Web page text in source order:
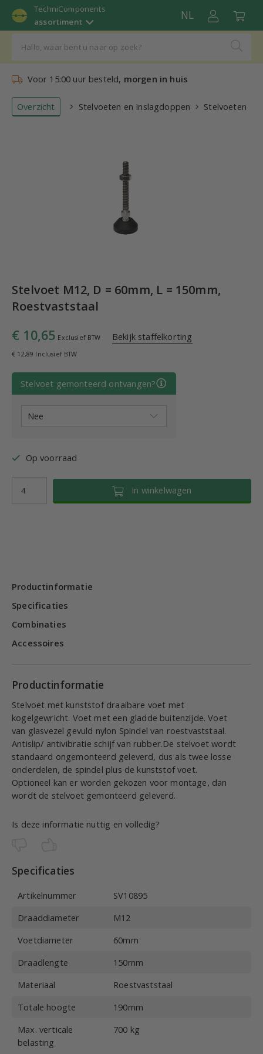
TechniComponents
assortiment
NL
Voor 15:00 uur besteld, morgen in huis
Overzicht Stelvoeten en Inslagdoppen Stelvoeten
Stelvoet M12, D = 60mm, L = 150mm,
Roestvaststaal
€ 10,65 Exclusief BTW Bekijk staffelkorting
€ 12,89 Inclusief BTW
Stelvoet gemonteerd ontvangen?
Op voorraad
In winkelwagen
Productinformatie
Specificaties
Combinaties
Accessoires
Productinformatie
Stelvoet met kunststof draaibare voet met
kogelgewricht. Voet met een gladde buitenzijde. Voet
van glasvezel gevuld nylon Spindel van roestvaststaal.
Antislip/ antivibratie schijf van rubber.De stelvoet wordt
standaard ongemonteerd geleverd, dus als twee losse
onderdelen, de spindel plus de kunststof voet.
Optioneel kan er worden gekozen voor montage, dan
wordt de stelvoet gemonteerd geleverd.
Is deze informatie nuttig en volledig?
Specificaties
Artikelnummer
SV10895
Draaddiameter
M12
Voetdiameter
60mm
Draadlengte
150mm
Materiaal
Roestvaststaal
Totale hoogte
190mm
Max. verticale
belasting
700 kg